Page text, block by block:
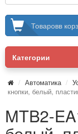
Товаровв
Категории
Автоматика
кнопки, белый,
MTB2-